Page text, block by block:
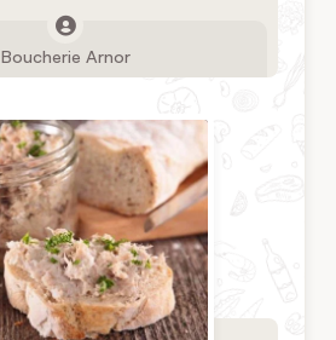
Boucherie Arnor